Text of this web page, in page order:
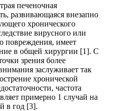
печеночная
развивающаяся внезапно
хронического
вирусного или
повреждения, имеет
в общей хирургии [1]. С
зрения более
заслуживает так
хронической
частота
примерно 1 случай на
в год [3].